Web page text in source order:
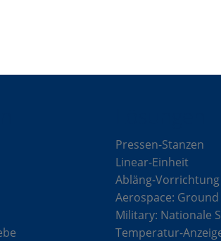
Pressen-Stanzen
Linear-Einheit
Abläng-Vorrichtung
Aerospace:
Military: Nationale
Temperatur-